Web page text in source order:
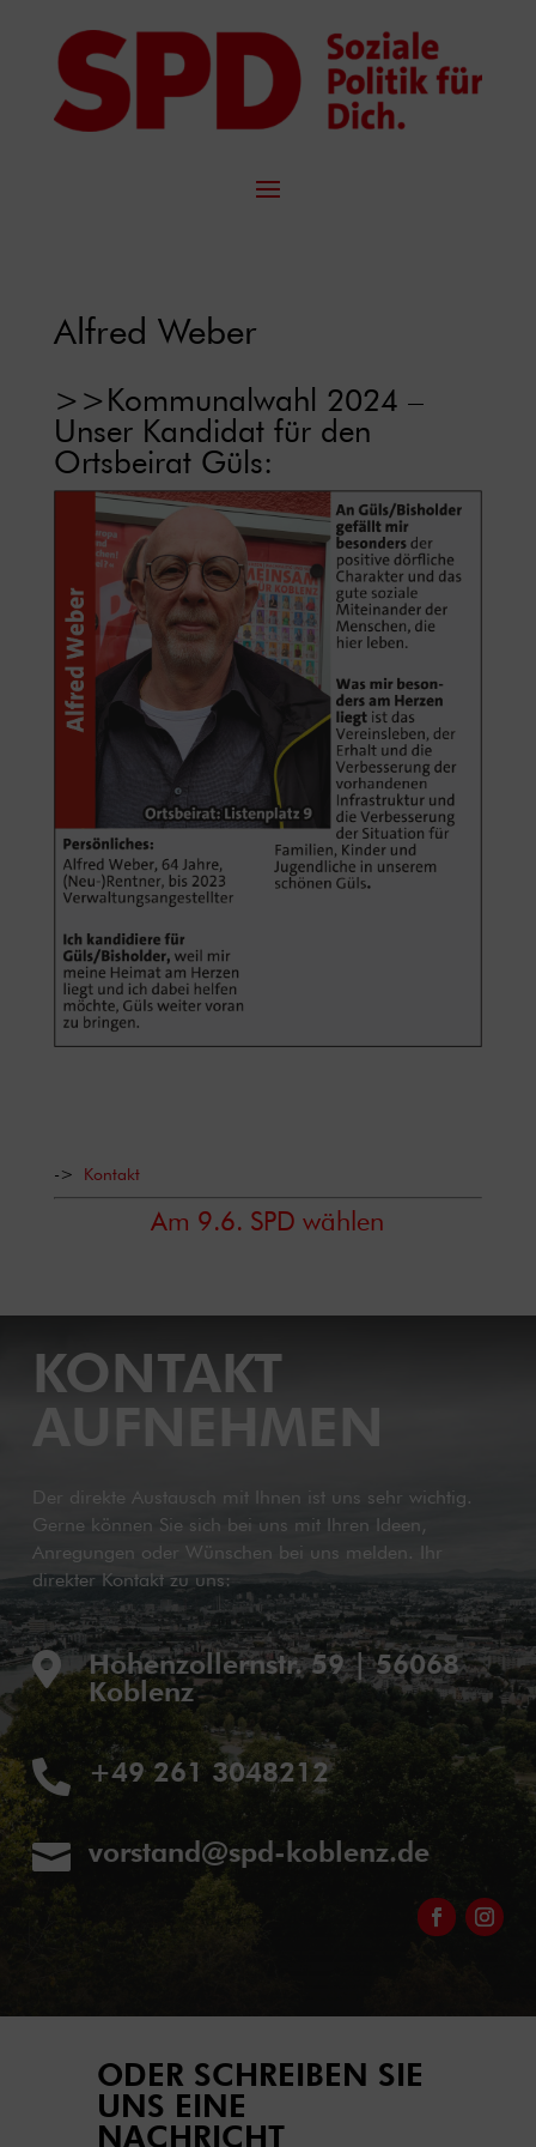
Alfred Weber
>>Kommunalwahl 2024 –
Unser Kandidat für den
Ortsbeirat Güls:
-> Kontakt
Am 9.6. SPD wählen
KONTAKT
AUFNEHMEN
Der direkte Austausch mit Ihnen ist uns sehr wichtig.
Gerne können Sie sich bei uns mit Ihren Ideen,
Anregungen oder Wünschen bei uns melden. Ihr
direkter Kontakt zu uns:

Hohenzollernstr. 59 | 56068
Koblenz
 +49 261 3048212
 vorstand@spd-koblenz.de
ODER SCHREIBEN SIE
UNS EINE
NACHRICHT